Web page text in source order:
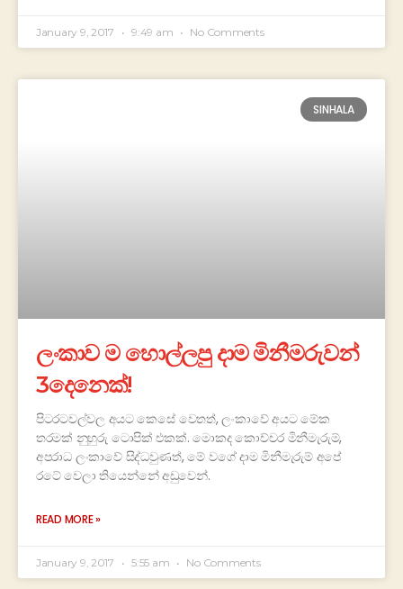
January 9, 2017 9:49 am No Comments
SINHALA
ලංකාව ම හොල්ලපු දාම මිනීමරුවන්
3දෙනෙක්!
පිටරටවල්වල අයට කෙසේ වෙතත්, ලංකාවේ අයට මේක
තරමක් නුහුරු ටොපික් එකක්. මොකද කොච්චර මිනීමැරුම්,
අපරාධ ලංකාවේ සිද්ධවුණත්, මේ වගේ දාම මිනීමැරුම් අපේ
රටේ වෙලා තියෙන්නේ අඩුවෙන්.
READ MORE »
January 9, 2017 5:55 am No Comments